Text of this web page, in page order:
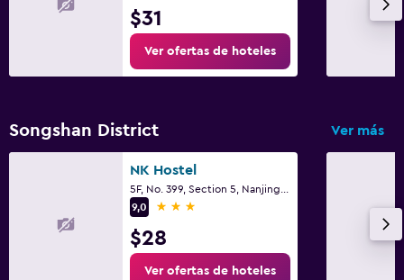
$31
Ver ofertas de hoteles
Songshan District Ver más
NK Hostel
9,0
3 estrellas
$28
Ver ofertas de hoteles